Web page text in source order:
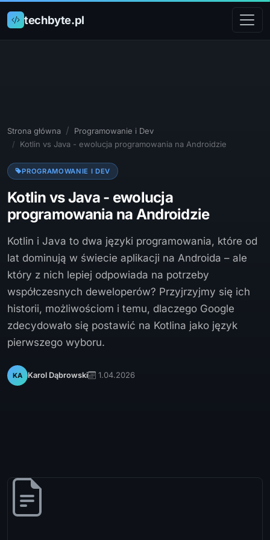
techbyte.pl
Strona główna
Programowanie i Dev
Kotlin vs Java - ewolucja programowania na Androidzie
PROGRAMOWANIE I DEV
Kotlin vs Java - ewolucja
programowania na Androidzie
Kotlin i Java to dwa języki programowania, które od
lat dominują w świecie aplikacji na Androida – ale
który z nich lepiej odpowiada na potrzeby
współczesnych deweloperów? Przyjrzyjmy się ich
historii, możliwościom i temu, dlaczego Google
zdecydowało się postawić na Kotlina jako język
pierwszego wyboru.
KA Karol Dąbrowski 1.04.2026